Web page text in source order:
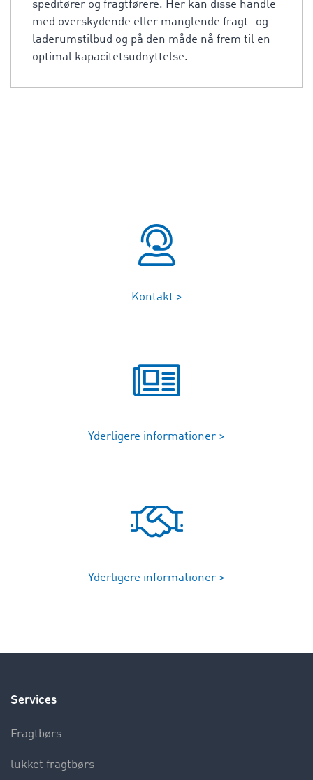
speditører og fragtførere. Her kan disse handle
med overskydende eller manglende fragt- og
laderumstilbud og på den måde nå frem til en
optimal kapacitetsudnyttelse.
Kontakt >
Yderligere informationer >
Yderligere informationer >
Services
Fragtbørs
lukket fragtbørs